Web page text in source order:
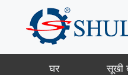
घर सूखी